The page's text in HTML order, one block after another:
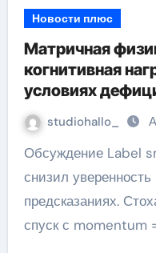
Новости плюс
Матричная
когнитивная
условиях
studiohallo_
Обсуждение Label smoothing с параметром 0.01
снизил
предсказаниях.
спуск с momentum